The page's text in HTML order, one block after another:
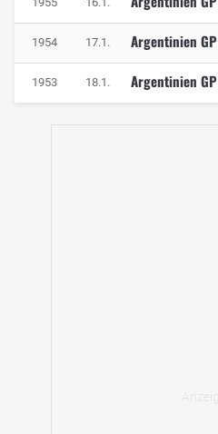
1954 17.1. Argentinien GP
1953 18.1. Argentinien GP